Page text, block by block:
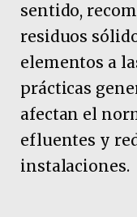
sentido,
residuos
elementos a
prácticas
afectan el
efluentes y
instalaciones.